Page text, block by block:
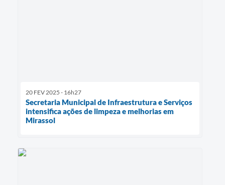
20 FEV 2025 - 16h27
Secretaria Municipal de Infraestrutura e Serviços
intensifica ações de limpeza e melhorias em
Mirassol